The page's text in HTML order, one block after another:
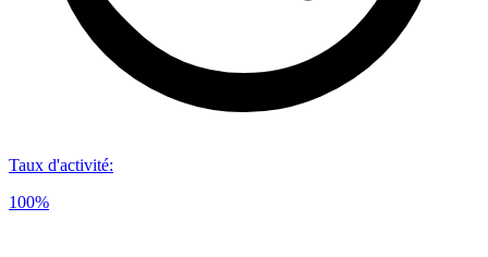
Taux d'activité:
100%